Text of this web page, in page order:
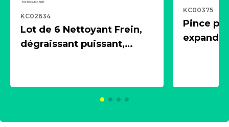
KC02634
Lot de 6 Nettoyant Frein,
dégraissant puissant,
KC00375
Pince